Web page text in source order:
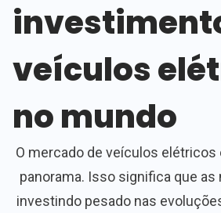
veículos
no mundo
O mercado de veículos
panorama. Isso significa que
investindo pesado nas